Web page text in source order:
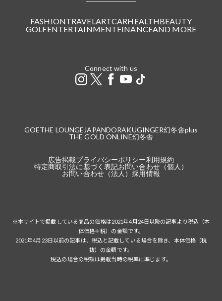
FASHIONTRAVEL ARTCARHEALTHBEAUTY
GOLFENTERTAINMENTFINANCEAND MORE
Connect with us
GOETHE LOUNGE JAPANDORAKUGINGER幻冬舎plus
THE GOLD ONLINE幻冬舎
広告掲載プライバシーポリシー利用規約
特定商取引法に基づく表記お問い合わせ（個人）
お問い合わせ（法人）採用情報
※本サイトで掲載している商品の価格は2021年4月24日以降の記事より税込（本
体価格＋税）の金額です。
2021年4月23日以前の記事は、税込と記載している場合を除き、本体価格（税
抜）の金額です。
税込の場合の税額は掲載当時の税率に準じます。